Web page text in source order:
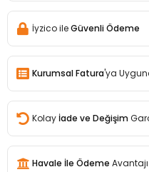
İyzico ileGüvenli Ödeme
Kurumsal Fatura'ya
Kolay İade ve Değişim
Havale İle Ödeme Avantajı